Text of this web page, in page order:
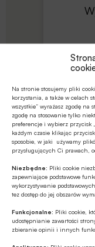
Na stronie stosujemy pliki
korzystania, a także w celach
wszystkie” wyrażasz zgodę na
zgodę na stosowanie tylko
preferencje i wybierz przycisk
każdym czasie klikając
sposobie, w jaki używamy
przysługujących Ci prawach,
Niezbędne: Pliki cookie
zapewniające podstawowe
wykorzystywanie
tez dostęp do jej obszarów
Funkcjonalne: Pliki cookie,
udostępnianie zawartości
zbieranie opinii i innych